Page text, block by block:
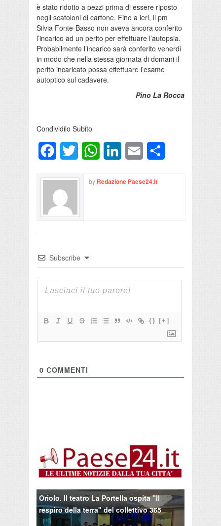
è stato ridotto a pezzi prima di essere riposto
negli scatoloni di cartone. Fino a ieri, il pm
Silvia Fonte-Basso non aveva ancora conferito
l’incarico ad un perito per effettuare l’autopsia.
Probabilmente l’incarico sarà conferito venerdì
in modo che nella stessa giornata di domani il
perito incaricato possa effettuare l’esame
autoptico sul cadavere.
Pino La Rocca
Condividilo Subito
FacebookTwitter WhatsAppLinkedInEmail
by Redazione Paese24.it
Subscribe
{} [+]
0 COMMENTI
Oriolo. Il teatro La Portella ospita "Il
respiro della terra" del collettivo 365